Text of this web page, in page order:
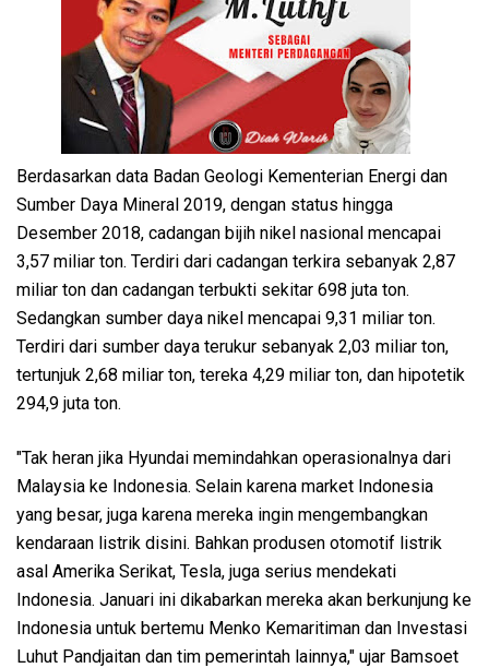
Berdasarkan data Badan Geologi Kementerian Energi dan
Sumber Daya Mineral 2019, dengan status hingga
Desember 2018, cadangan bijih nikel nasional mencapai
3,57 miliar ton. Terdiri dari cadangan terkira sebanyak 2,87
miliar ton dan cadangan terbukti sekitar 698 juta ton.
Sedangkan sumber daya nikel mencapai 9,31 miliar ton.
Terdiri dari sumber daya terukur sebanyak 2,03 miliar ton,
tertunjuk 2,68 miliar ton, tereka 4,29 miliar ton, dan hipotetik
294,9 juta ton.
"Tak heran jika Hyundai memindahkan operasionalnya dari
Malaysia ke Indonesia. Selain karena market Indonesia
yang besar, juga karena mereka ingin mengembangkan
kendaraan listrik disini. Bahkan produsen otomotif listrik
asal Amerika Serikat, Tesla, juga serius mendekati
Indonesia. Januari ini dikabarkan mereka akan berkunjung ke
Indonesia untuk bertemu Menko Kemaritiman dan Investasi
Luhut Pandjaitan dan tim pemerintah lainnya," ujar Bamsoet